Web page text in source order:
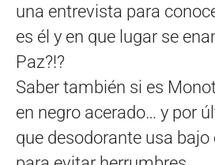
una entrevista para
es él y en que lugar se
Paz?!?
Saber también si es
en negro acerado… y por
que desodorante usa